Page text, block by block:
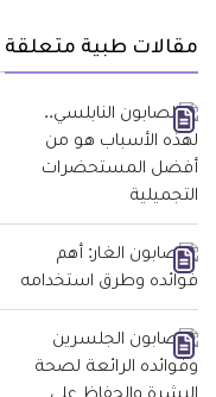
مقالات طبية متعلقة